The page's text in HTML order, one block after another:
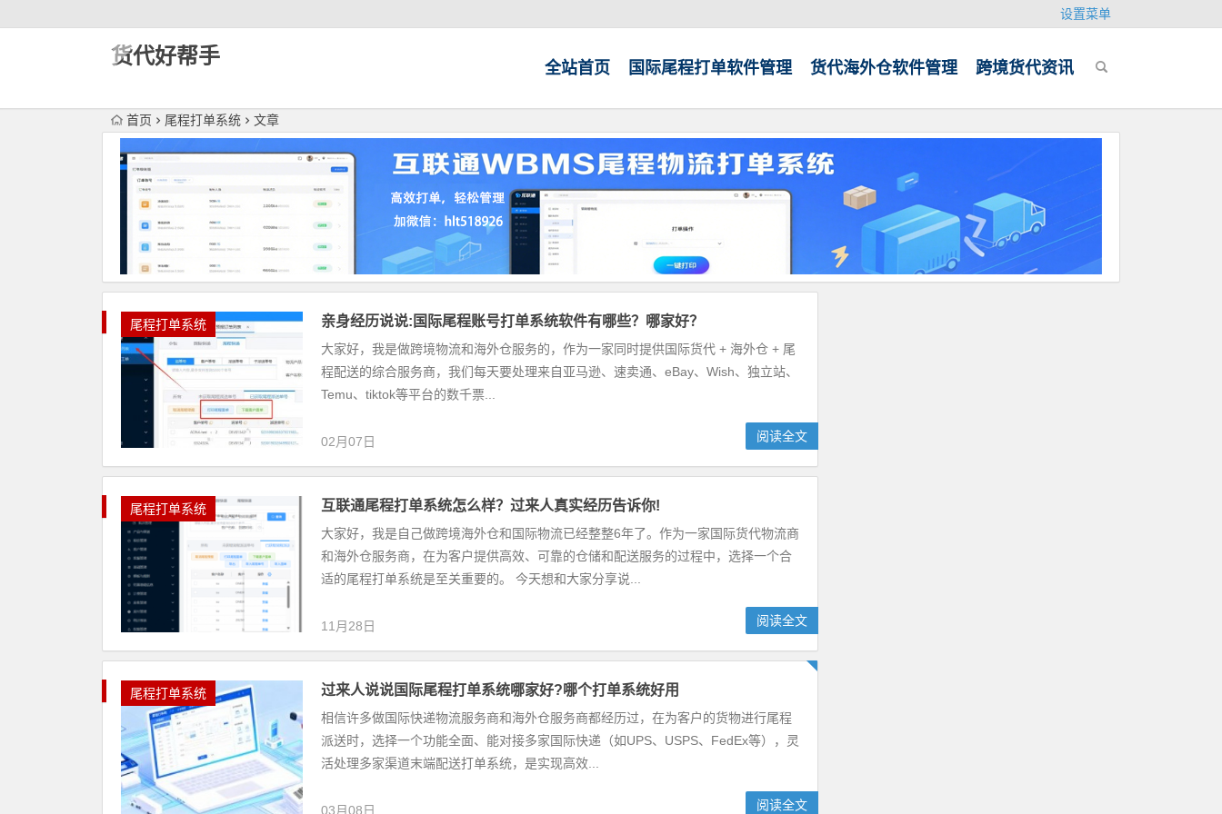
设置菜单
货代好帮手 全站首页 国际尾程打单软件管理 货代海外仓软件管理 跨境货代资讯
首页 尾程打单系统 文章
尾程打单系统 亲身经历说说:国际尾程账号打单系统软件有哪些？哪家好？
大家好，我是做跨境物流和海外仓服务的，作为一家同时提供国际货代 + 海外仓 + 尾
程配送的综合服务商，我们每天要处理来自亚马逊、速卖通、eBay、Wish、独立站、
Temu、tiktok等平台的数千票...
02月07日 阅读全文
尾程打单系统 互联通尾程打单系统怎么样？过来人真实经历告诉你!
大家好，我是自己做跨境海外仓和国际物流已经整整6年了。作为一家国际货代物流商
和海外仓服务商，在为客户提供高效、可靠的仓储和配送服务的过程中，选择一个合
适的尾程打单系统是至关重要的。 今天想和大家分享说...
11月28日 阅读全文
尾程打单系统 过来人说说国际尾程打单系统哪家好?哪个打单系统好用
相信许多做国际快递物流服务商和海外仓服务商都经历过，在为客户的货物进行尾程
派送时，选择一个功能全面、能对接多家国际快递（如UPS、USPS、FedEx等），灵
活处理多家渠道末端配送打单系统，是实现高效...
03月08日 阅读全文